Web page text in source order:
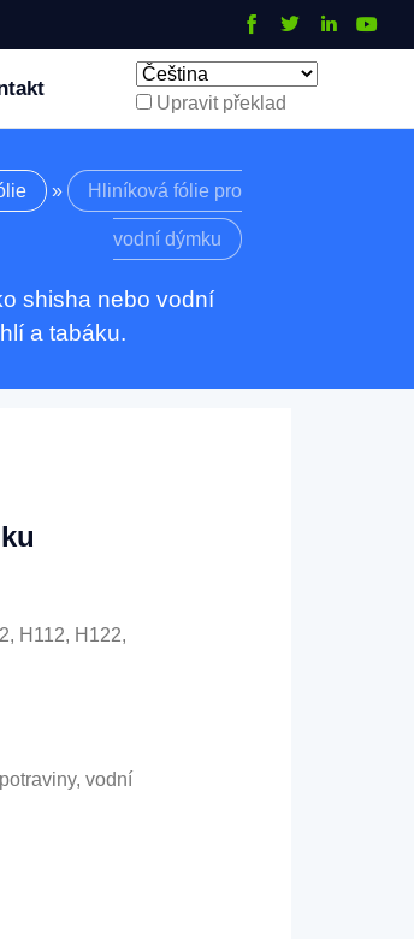
Upravit překlad
» Hliníková fólie pro
vodní dýmku
shisha nebo vodní
a tabáku.
H112, H122,
vodní